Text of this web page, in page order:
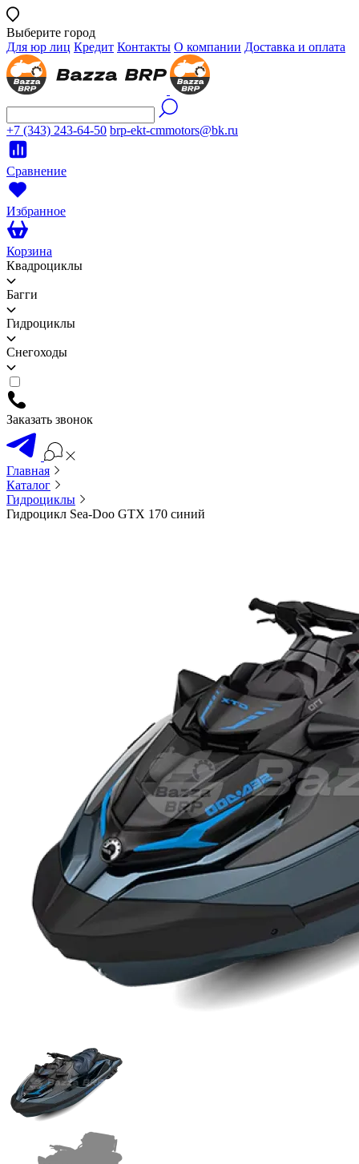
Выберите город
Для юр лиц Кредит Контакты О компании Доставка и оплата
+7 (343) 243-64-50 brp-ekt-cmmotors@bk.ru
Сравнение
Избранное
Корзина
Квадроциклы
Багги
Гидроциклы
Снегоходы
Заказать звонок
Главная
Каталог
Гидроциклы
Гидроцикл Sea-Doo GTX 170 синий